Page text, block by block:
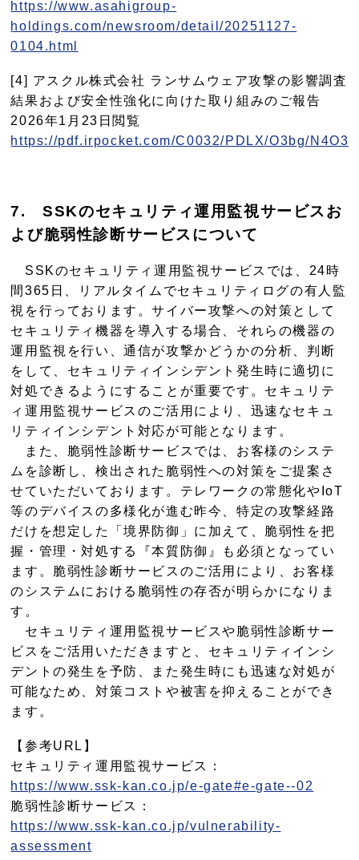
https://www.asahigroup-
holdings.com/newsroom/detail/20251127-
0104.html
[4] アスクル株式会社 ランサムウェア攻撃の影響調査
結果および安全性強化に向けた取り組みのご報告
2026年1月23日閲覧
https://pdf.irpocket.com/C0032/PDLX/O3bg/
7.SSKのセキュリティ運用監視サービスお
よび脆弱性診断サービスについて
SSKのセキュリティ運用監視サービスでは、24時
間365日、リアルタイムでセキュリティログの有人監
視を行っております。サイバー攻撃への対策として
セキュリティ機器を導入する場合、それらの機器の
運用監視を行い、通信が攻撃かどうかの分析、判断
をして、セキュリティインシデント発生時に適切に
対処できるようにすることが重要です。セキュリテ
ィ運用監視サービスのご活用により、迅速なセキュ
リティインシデント対応が可能となります。
また、脆弱性診断サービスでは、お客様のシステ
ムを診断し、検出された脆弱性への対策をご提案さ
せていただいております。テレワークの常態化やIoT
等のデバイスの多様化が進む昨今、特定の攻撃経路
だけを想定した「境界防御」に加えて、脆弱性を把
握・管理・対処する『本質防御』も必須となってい
ます。脆弱性診断サービスのご活用により、お客様
のシステムにおける脆弱性の存否が明らかになりま
す。
セキュリティ運用監視サービスや脆弱性診断サー
ビスをご活用いただきますと、セキュリティインシ
デントの発生を予防、また発生時にも迅速な対処が
可能なため、対策コストや被害を抑えることができ
ます。
【参考URL】
セキュリティ運用監視サービス：
https://www.ssk-kan.co.jp/e-gate#e-gate--02
脆弱性診断サービス：
https://www.ssk-kan.co.jp/vulnerability-
assessment